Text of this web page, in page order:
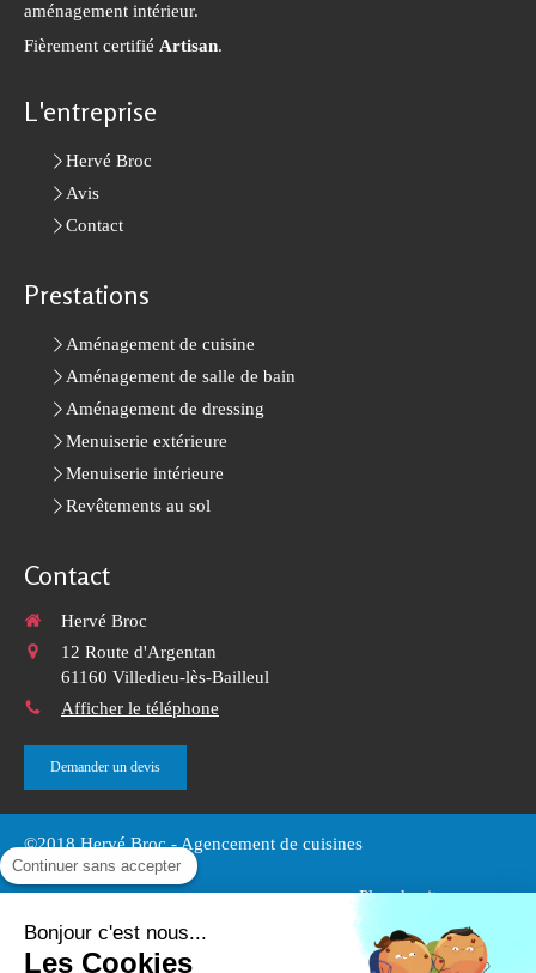
aménagement intérieur.
Fièrement certifié Artisan.
L'entreprise
Hervé Broc
Avis
Contact
Prestations
Aménagement de cuisine
Aménagement de salle de bain
Aménagement de dressing
Menuiserie extérieure
Menuiserie intérieure
Revêtements au sol
Contact
Hervé Broc
12 Route d'Argentan
61160 Villedieu-lès-Bailleul
Afficher le téléphone
Demander un devis
©2018 Hervé Broc - Agencement de cuisines
Plan du site
Mentions légales
Continuer sans accepter
Bonjour c'est nous...
Les Cookies